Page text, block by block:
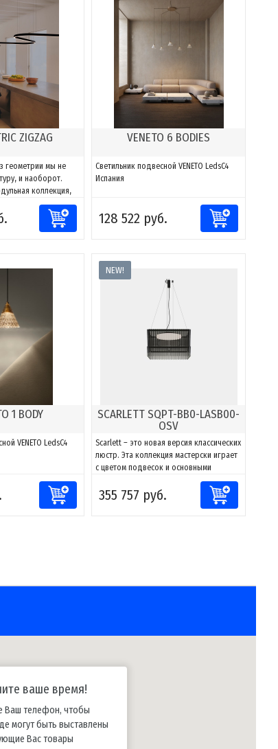
ZIGZAG
геометрии мы не
и наоборот.
коллекция,
свет к любому
сочетаниям
создавать фигуры
VENETO 6 BODIES
Светильник подвесной VENETO LedsC4
Испания
128 522 руб.
1 BODY
VENETO LedsC4
NEW!
SCARLETT SQPT-BB0-LASB00-
OSV
Scarlett – это новая версия классических
люстр. Эта коллекция мастерски играет
с цветом подвесок и основными
геометрическими формами, создавая
элегантные проекции теней и оттенков.
Кроме того, светильник обладает
355 757 руб.
ваше время!
Ваш телефон, чтобы
могут быть выставлены
Вас товары